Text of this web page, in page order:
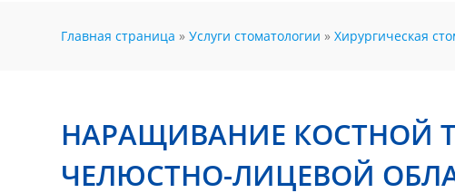
Главная страница » Услуги стоматологии » Хирургическая
НАРАЩИВАНИЕ КОСТНОЙ
ЧЕЛЮСТНО-ЛИЦЕВОЙ